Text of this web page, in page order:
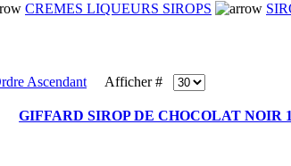
CREMES LIQUEURS SIROPS
Afficher #
GIFFARD SIROP DE CHOCOLAT NOIR